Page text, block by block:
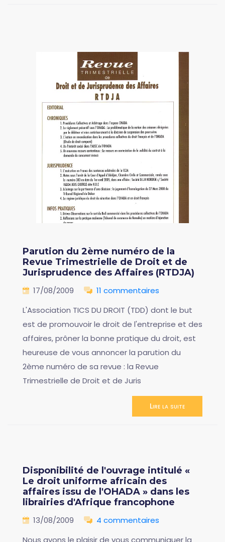
Parution du 2ème numéro de la
Revue Trimestrielle de Droit et de
Jurisprudence des Affaires (RTDJA)
17/08/2009
11 commentaires
L'Association TICS DU DROIT (TDD) dont le but
est de promouvoir le droit de l'entreprise et des
affaires, prôner la bonne pratique du droit, est
heureuse de vous annoncer la parution du
2ème numéro de sa revue : la Revue
Trimestrielle de Droit et de Juris
Lire la suite
Disponibilité de l'ouvrage intitulé «
Le droit uniforme africain des
affaires issu de l'OHADA » dans les
librairies d'Afrique francophone
13/08/2009
4 commentaires
Nous avons le plaisir de vous communiquer la